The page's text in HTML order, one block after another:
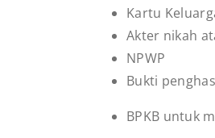
Kartu
Akter nikah
NPWP
Bukti
BPKB untuk